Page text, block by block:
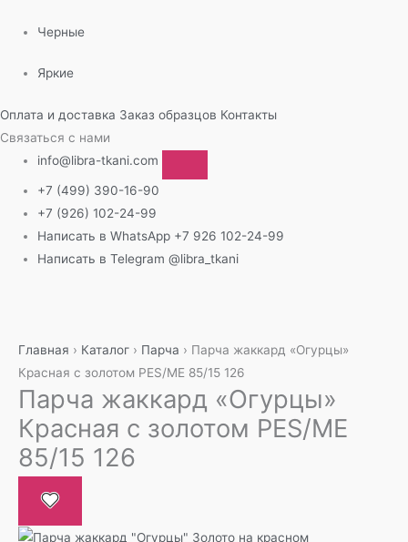
Черные
Яркие
Оплата и доставка Заказ образцов Контакты
Связаться с нами
info@libra-tkani.com
+7 (499) 390-16-90
+7 (926) 102-24-99
Написать в WhatsApp +7 926 102-24-99
Написать в Telegram @libra_tkani
содержимому
Главная › Каталог › Парча › Парча жаккард «Огурцы»
Красная с золотом PES/ME 85/15 126
Парча жаккард «Огурцы»
Красная с золотом PES/ME
85/15 126